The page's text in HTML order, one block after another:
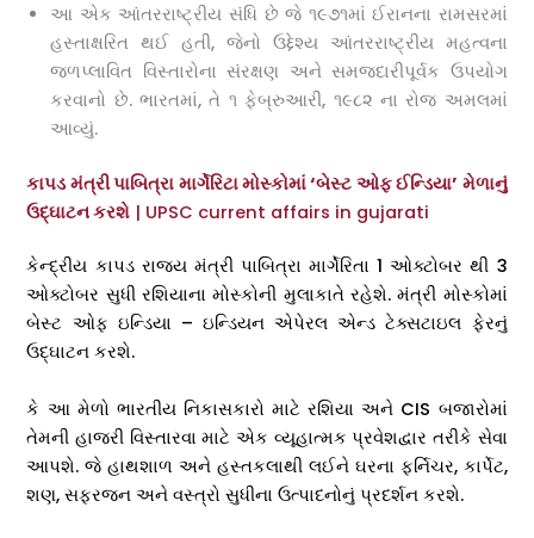
આ એક આંતરરાષ્ટ્રીય સંધિ છે જે ૧૯૭૧માં ઈરાનના રામસરમાં
હસ્તાક્ષરિત થઈ હતી, જેનો ઉદ્દેશ્ય આંતરરાષ્ટ્રીય મહત્વના
જળપ્લાવિત વિસ્તારોના સંરક્ષણ અને સમજદારીપૂર્વક ઉપયોગ
કરવાનો છે. ભારતમાં, તે ૧ ફેબ્રુઆરી, ૧૯૮૨ ના રોજ અમલમાં
આવ્યું.
કાપડ મંત્રી પાબિત્રા માર્ગેરિટા મોસ્કોમાં ‘બેસ્ટ ઓફ ઈન્ડિયા’ મેળાનું
ઉદ્ઘાટન કરશે | UPSC current affairs in gujarati
કેન્દ્રીય કાપડ રાજ્ય મંત્રી પાબિત્રા માર્ગેરિતા 1 ઓક્ટોબર થી 3
ઓક્ટોબર સુધી રશિયાના મોસ્કોની મુલાકાતે રહેશે. મંત્રી મોસ્કોમાં
બેસ્ટ ઓફ ઇન્ડિયા – ઇન્ડિયન એપેરલ એન્ડ ટેક્સટાઇલ ફેરનું
ઉદ્ઘાટન કરશે.
કે આ મેળો ભારતીય નિકાસકારો માટે રશિયા અને CIS બજારોમાં
તેમની હાજરી વિસ્તારવા માટે એક વ્યૂહાત્મક પ્રવેશદ્વાર તરીકે સેવા
આપશે. જે હાથશાળ અને હસ્તકલાથી લઈને ઘરના ફર્નિચર, કાર્પેટ,
શણ, સફરજન અને વસ્ત્રો સુધીના ઉત્પાદનોનું પ્રદર્શન કરશે.